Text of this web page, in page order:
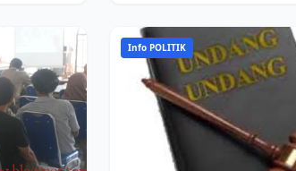
Info POLITIK